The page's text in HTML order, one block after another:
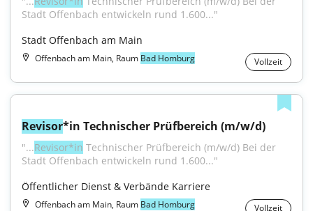
Stadt Offenbach entwickeln rund 1.600..."
Stadt Offenbach am Main
Offenbach am Main, Raum Bad Homburg Vollzeit
Revisor*in Technischer Prüfbereich (m/w/d)
"...Revisor*in Technischer Prüfbereich (m/w/d) Bei der
Stadt Offenbach entwickeln rund 1.600..."
Öffentlicher Dienst & Verbände Karriere
Offenbach am Main, Raum Bad Homburg Vollzeit